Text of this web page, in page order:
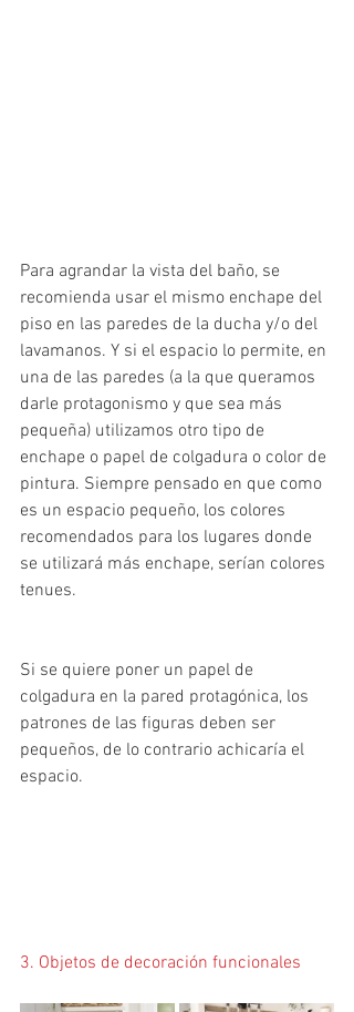
Para agrandar la vista del baño, se
recomienda usar el mismo enchape del
piso en las paredes de la ducha y/o del
lavamanos. Y si el espacio lo permite, en
una de las paredes (a la que queramos
darle protagonismo y que sea más
pequeña) utilizamos otro tipo de
enchape o papel de colgadura o color de
pintura. Siempre pensado en que como
es un espacio pequeño, los colores
recomendados para los lugares donde
se utilizará más enchape, serían colores
tenues.
Si se quiere poner un papel de
colgadura en la pared protagónica, los
patrones de las figuras deben ser
pequeños, de lo contrario achicaría el
espacio.
3. Objetos de decoración funcionales